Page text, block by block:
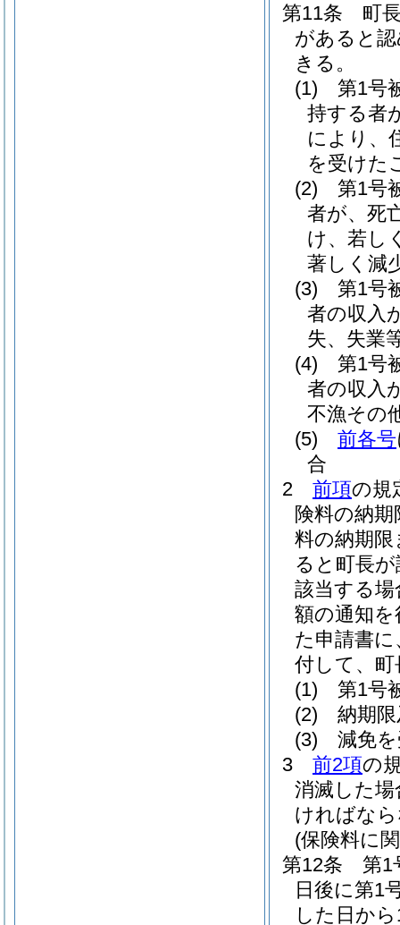
第11条
町
があると
きる。
(1)
第1号
持する者
により、
を受けた
(2)
第1号
者が、死
け、若し
著しく減
(3)
第1号
者の収入
失、失業
(4)
第1号
者の収入
不漁その
(5)
前各号
合
2
前項の規
険料の納期
料の納期
ると町長
該当する
額の通知
た申請書
付して、
(1)
第1号
(2)
納期
(3)
減免
3
前2項の
消滅した
ければな
(保険料に
第12条
第1
日後に第1
した日か